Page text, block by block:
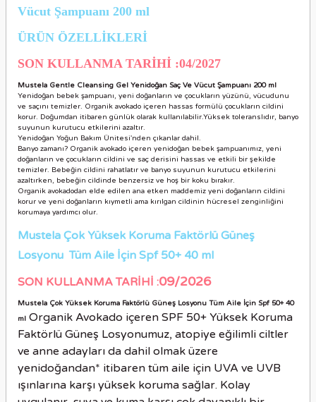
Vücut Şampuanı 200 ml
ÜRÜN ÖZELLİKLERİ
SON KULLANMA TARİHİ :04/2027
Mustela Gentle Cleansing Gel Yenidoğan Saç Ve Vücut Şampuanı 200 ml
Yenidoğan bebek şampuanı, yeni doğanların ve çocukların yüzünü, vücudunu
ve saçını temizler. Organik avokado içeren hassas formülü çocukların cildini
korur. Doğumdan itibaren günlük olarak kullanılabilir.Yüksek toleranslıdır, banyo
suyunun kurutucu etkilerini azaltır.
Yenidoğan Yoğun Bakım Ünitesi'nden çıkanlar dahil.
Banyo zamanı? Organik avokado içeren yenidoğan bebek şampuanımız, yeni
doğanların ve çocukların cildini ve saç derisini hassas ve etkili bir şekilde
temizler. Bebeğin cildini rahatlatır ve banyo suyunun kurutucu etkilerini
azaltırken, bebeğin cildinde benzersiz ve hoş bir koku bırakır.
Organik avokadodan elde edilen ana etken maddemiz yeni doğanların cildini
korur ve yeni doğanların kıymetli ama kırılgan cildinin hücresel zenginliğini
korumaya yardımcı olur.
Mustela Çok Yüksek Koruma Faktörlü Güneş
Losyonu Tüm Aile İçin Spf 50+ 40 ml
SON KULLANMA TARİHİ :09/2026
Mustela Çok Yüksek Koruma Faktörlü Güneş Losyonu Tüm Aile İçin Spf 50+ 40
ml Organik Avokado içeren SPF 50+ Yüksek Koruma
Faktörlü Güneş Losyonumuz, atopiye eğilimli ciltler
ve anne adayları da dahil olmak üzere
yenidoğandan* itibaren tüm aile için UVA ve UVB
ışınlarına karşı yüksek koruma sağlar. Kolay